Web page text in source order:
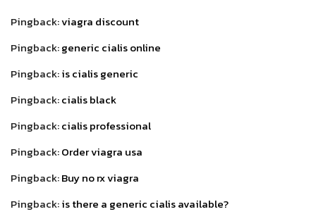
Pingback:viagra discount
Pingback:generic cialis online
Pingback:is cialis generic
Pingback:cialis black
Pingback:cialis professional
Pingback:Order viagra usa
Pingback:Buy no rx viagra
Pingback:is there a generic cialis available?